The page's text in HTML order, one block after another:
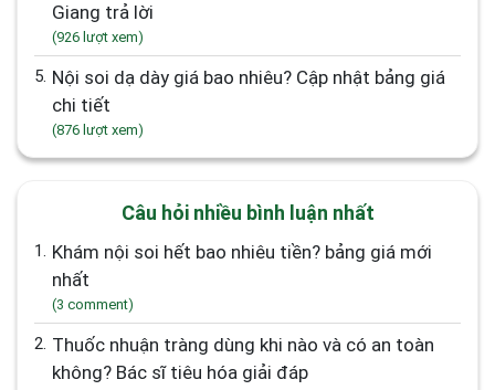
Giang trả lời
(926 lượt xem)
5. Nội soi dạ dày giá bao nhiêu? Cập nhật bảng giá
chi tiết
(876 lượt xem)
Câu hỏi nhiều bình luận nhất
1. Khám nội soi hết bao nhiêu tiền? bảng giá mới
nhất
(3 comment)
2. Thuốc nhuận tràng dùng khi nào và có an toàn
không? Bác sĩ tiêu hóa giải đáp